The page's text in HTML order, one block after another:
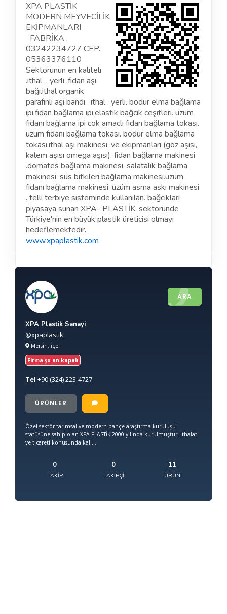
XPA PLASTİK
MODERN MEYVECİLİK
EKİPMANLARI
FABRİKA .
03242234727 CEP.
05363376110
Sektörünün en kaliteli
.ithal . yerli .fidan aşı
bağı.ithal organik
parafinli aşı bandı. ithal . yerli. bodur elma bağlama
ipi.fidan bağlama ipi.elastik bağcık ceşitleri. üzüm
fidanı bağlama ipi cok amaclı fidan bağlama tokası.
üzüm fidanı bağlama tokası. bodur elma bağlama
tokası.ithal aşı makinesi. ve ekipmanları (göz aşısı,
kalem aşısı omega aşısı). fidan bağlama makinesi
.domates bağlama makinesi. salatalık bağlama
makinesi .süs bitkileri bağlama makinesi.üzüm
fidanı bağlama makinesi. üzüm asma askı makinesi
. telli terbiye sisteminde kullanılan. bağcıkları
piyasaya sunan XPA- PLASTİK, sektöründe
Türkiye'nin en büyük plastik üreticisi olmayı
hedeflemektedir.
www.xpaplastik.com
ARA
XPA Plastik Sanayi
@xpaplastik
Mersin, içel
Firma şu an kapalı
Tel +90(324) 223-4727
ÜRÜNLER
Özel sektör tarımsal ve modern bahçe araştırma kuruluşu
statüsüne sahip olan XPA PLASTİK 2000 yılında kurulmuştur. İthalatı
ve ticareti konusunda kali...
0
TAKIP
0
TAKIPÇI
11
ÜRÜN